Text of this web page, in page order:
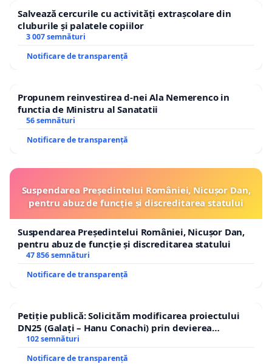
Salvează cercurile cu activități extrașcolare din
cluburile și palatele copiilor
3 007 semnături
Notificare de transparență
Propunem reinvestirea d-nei Ala Nemerenco in
functia de Ministru al Sanatatii
56 semnături
Notificare de transparență
Suspendarea Președintelui României, Nicușor Dan,
pentru abuz de funcție și discreditarea statului
Suspendarea Președintelui României, Nicușor Dan,
pentru abuz de funcție și discreditarea statului
47 856 semnături
Notificare de transparență
Petiție publică: Solicităm modificarea proiectului
DN25 (Galați – Hanu Conachi) prin devierea
traseului în afara localităților!
102 semnături
Notificare de transparență